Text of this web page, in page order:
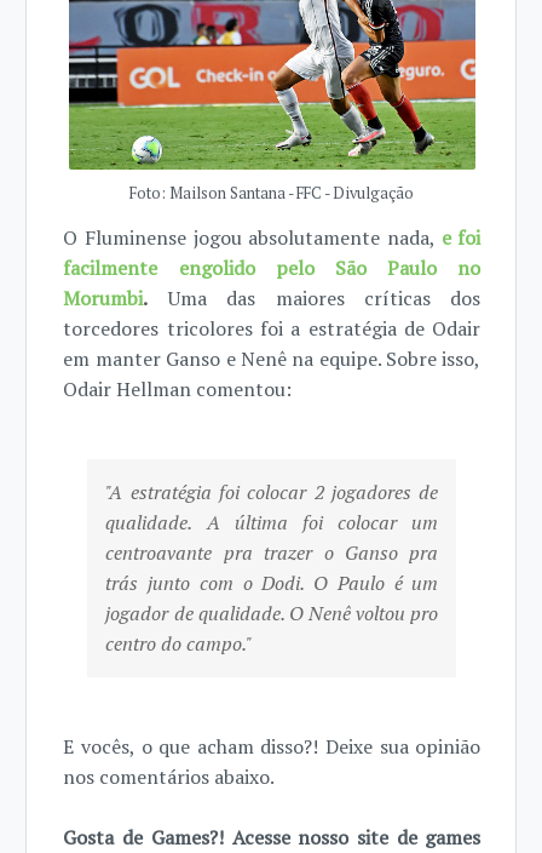
Foto: Mailson Santana - FFC - Divulgação
O Fluminense jogou absolutamente nada, e foi
facilmente engolido pelo São Paulo no
Morumbi. Uma das maiores críticas dos
torcedores tricolores foi a estratégia de Odair
em manter Ganso e Nenê na equipe. Sobre isso,
Odair Hellman comentou:
"A estratégia foi colocar 2 jogadores de
qualidade. A última foi colocar um
centroavante pra trazer o Ganso pra
trás junto com o Dodi. O Paulo é um
jogador de qualidade. O Nenê voltou pro
centro do campo."
E vocês, o que acham disso?! Deixe sua opinião
nos comentários abaixo.
Gosta de Games?! Acesse nosso site de games